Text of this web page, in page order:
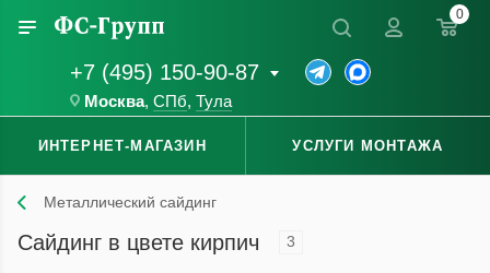
+7 (495) 150-90-87
Москва, СПб, Тула
0
ИНТЕРНЕТ-МАГАЗИН УСЛУГИ МОНТАЖА
Металлический сайдинг
Сайдинг в цвете кирпич 3